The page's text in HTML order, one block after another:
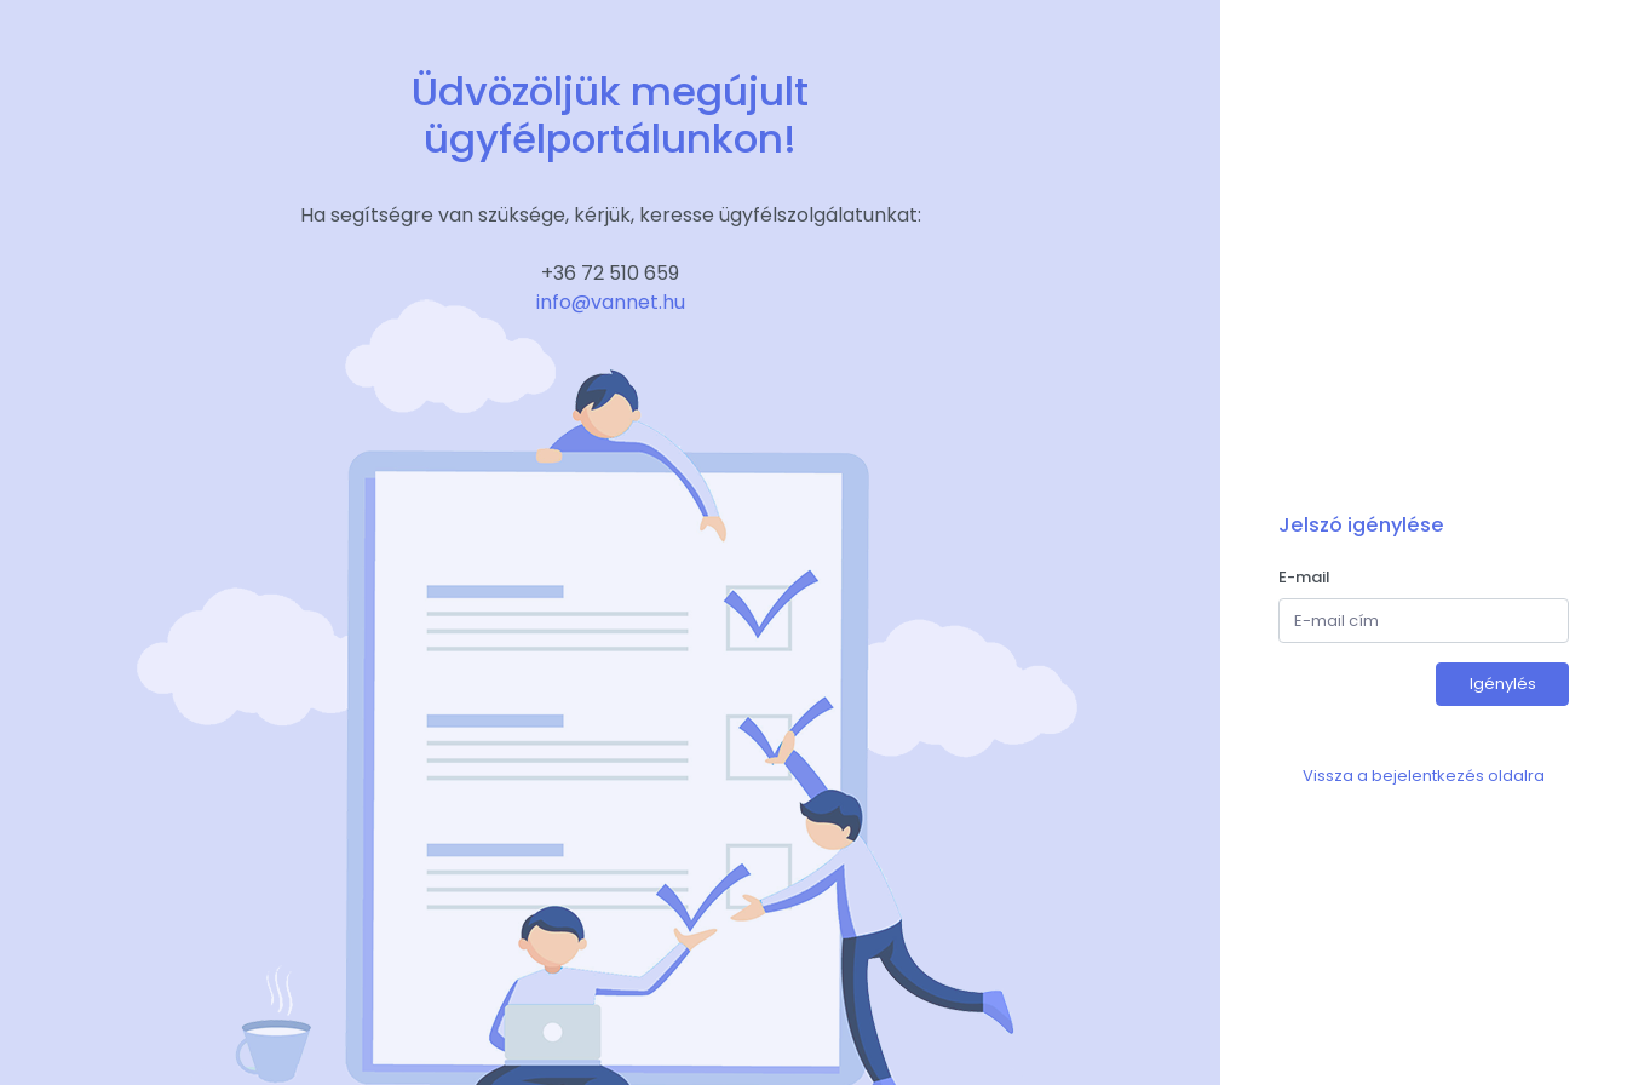
Üdvözöljük megújult
ügyfélportálunkon!
Ha segítségre van szüksége, kérjük, keresse ügyfélszolgálatunkat:
+36 72 510 659
info@vannet.hu
Jelszó igénylése
E-mail
Igénylés
Vissza a bejelentkezés oldalra